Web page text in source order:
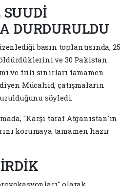
DURDURULDU
basın toplantısında, 25
ve 30 Pakistan
ve fiili sınırları tamamen
Mücahid, çatışmaların
söyledi.
"Karşı taraf Afganistan'ın
korumaya tamamen hazır
olarak